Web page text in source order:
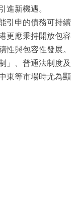
進新機遇。
引申的債務可持續
更應秉持開放包容
性與包容性發展。
」、普通法制度及
東等市場時尤為顯